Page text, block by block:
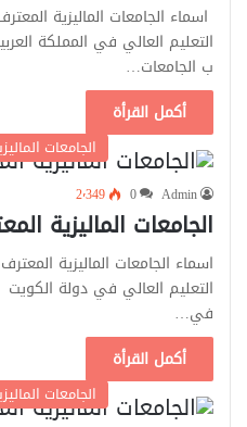
اسماء الجامعات الماليزية
التعليم العالي في المملكة
ب الجامعات…
أكمل القرأة
الجامعات
Admin
0 2٬349
الجامعات الماليزية
اسماء الجامعات الماليزية
في…
أكمل القرأة
الجامعات